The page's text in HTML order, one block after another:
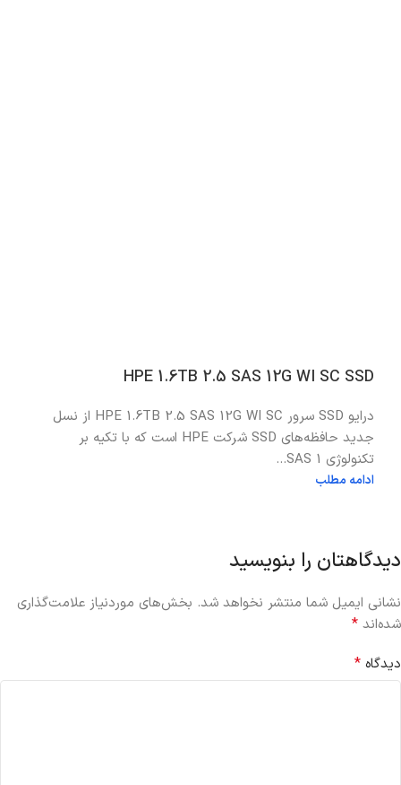
HPE 1.6TB 2.5 SAS 12G WI SC SSD
درایو SSD سرور HPE 1.6TB 2.5 SAS 12G WI SC از نسل
جدید حافظه‌های SSD شرکت HPE است که با تکیه بر
تکنولوژی SAS 1...
ادامه مطلب
دیدگاهتان را بنویسید
نشانی ایمیل شما منتشر نخواهد شد. بخش‌های موردنیاز علامت‌گذاری
شده‌اند *
دیدگاه *